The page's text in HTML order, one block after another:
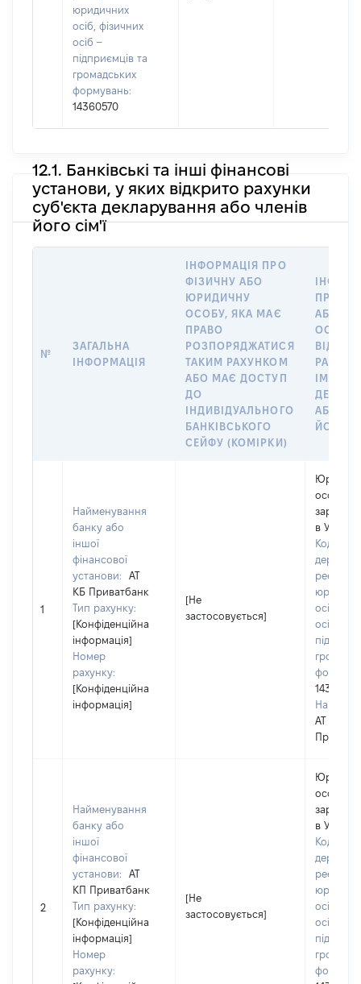
юридичних
осіб, фізичних
осіб –
підприємців та
громадських
формувань:
14360570
12.1. Банківські та інші фінансові
установи, у яких відкрито рахунки
суб'єкта декларування або членів
його сім'ї
№
ЗАГАЛЬНА
ІНФОРМАЦІЯ
ІНФОРМАЦІЯ ПРО
ФІЗИЧНУ АБО
ЮРИДИЧНУ
ОСОБУ, ЯКА МАЄ
ПРАВО
РОЗПОРЯДЖАТИСЯ
ТАКИМ РАХУНКОМ
АБО МАЄ ДОСТУП
ДО
ІНДИВІДУАЛЬНОГО
БАНКІВСЬКОГО
СЕЙФУ (КОМІРКИ)
ПРО
АБО
ОСОБУ,
ІМ’Я
АБО
ЙОГО
1
Найменування
банку або
іншої
фінансової
установи:
АТ
КБ Приватбанк
Тип рахунку:
[Конфіденційна
інформація]
Номер
рахунку:
[Конфіденційна
інформація]
[Не
застосовується]
особа,
в Україні
Код в
реєстрі
осіб,
осіб –
14360570
АТ КБ
2
Найменування
банку або
іншої
фінансової
установи:
АТ
КП Приватбанк
Тип рахунку:
[Конфіденційна
інформація]
Номер
рахунку:
[Не
застосовується]
особа,
в Україні
Код в
реєстрі
осіб,
осіб –